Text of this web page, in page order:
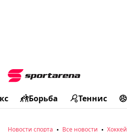
Борьба Теннис
Новости спорта Все новости Хоккей